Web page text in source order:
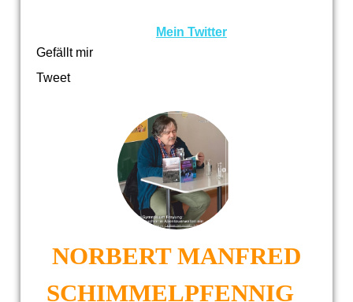
Gefällt mir
Mein Twitter
Tweet
NORBERT MANFRED
SCHIMMELPFENNIG